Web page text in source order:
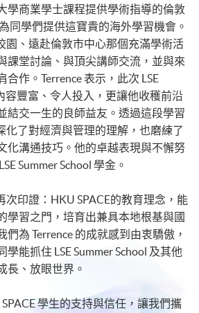
學商業學士課程提供學術指導的倫敦
同學們提供這寶貴的海外學習機會。
園、遠赴倫敦市中心那個充滿學術活
課堂討論、與頂尖講師交流，並與來
合作。Terrence 表示，此次 LSE
容豐富、令人投入，更讓他收穫前沿
結交一生的良師益友。透過這段學習
化了對經濟與管理的理解，也磨練了
化溝通技巧。他的卓越表現與不懈努
Summer School 學金。
次印證：HKU SPACE的教育理念，能
學習之門，培育出兼具本地根基與國
們為 Terrence 的成就感到由衷驕傲，
能抓住 LSE Summer School 及其他
長、放眼世界。
學生的支持與信任，讓我們攜